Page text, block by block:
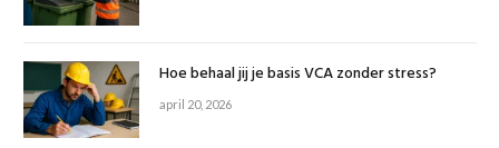
Hoe behaal jij je basis VCA zonder stress?
april 20, 2026